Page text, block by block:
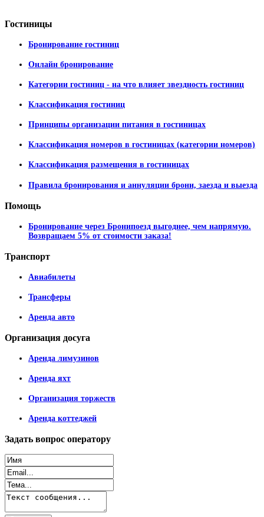
Гостиницы
Бронирование гостиниц
Онлайн бронирование
Категории гостиниц - на что влияет звездность гостиниц
Классификация гостиниц
Принципы организации питания в гостиницах
Классификация номеров в гостиницах (категории номеров)
Классификация размещения в гостиницах
Правила бронирования и аннуляции брони, заезда и выезда
Помощь
Бронирование через Бронипоезд выгоднее, чем напрямую.
Возвращаем 5% от стоимости заказа!
Транспорт
Авиабилеты
Трансферы
Аренда авто
Организация досуга
Аренда лимузинов
Аренда яхт
Организация торжеств
Аренда коттеджей
Задать вопрос оператору